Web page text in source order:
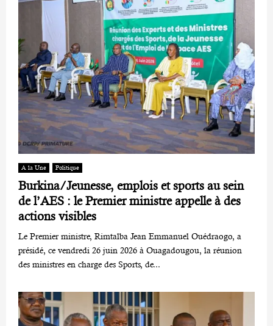
A la Une Politique
‎Burkina/Jeunesse, emplois et sports au sein
de l’AES : le Premier ministre appelle à des
actions visibles
Le Premier ministre, Rimtalba Jean Emmanuel Ouédraogo, a
présidé, ce vendredi 26 juin 2026 à Ouagadougou, la réunion
des ministres en charge des Sports, de...